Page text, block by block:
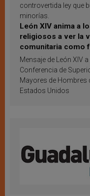
controvertida ley que
minorías.
León XIV anima a
religiosos a ver la
comunitaria como
inspiración y
Mensaje de León XIV a
Conferencia de
Mayores de Hombres
Estados Unidos